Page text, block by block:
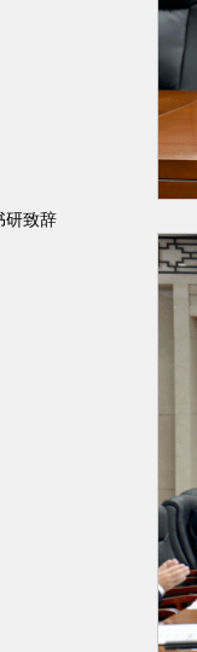
研致辞